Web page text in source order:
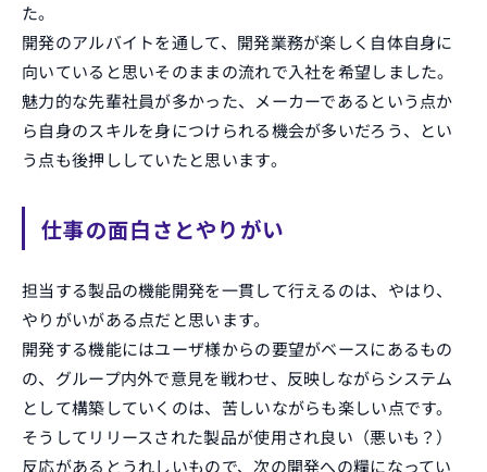
た。
開発のアルバイトを通して、開発業務が楽しく自体自身に
向いていると思いそのままの流れで入社を希望しました。
魅力的な先輩社員が多かった、メーカーであるという点か
ら自身のスキルを身につけられる機会が多いだろう、とい
う点も後押ししていたと思います。
仕事の面白さとやりがい
担当する製品の機能開発を一貫して行えるのは、やはり、
やりがいがある点だと思います。
開発する機能にはユーザ様からの要望がベースにあるもの
の、グループ内外で意見を戦わせ、反映しながらシステム
として構築していくのは、苦しいながらも楽しい点です。
そうしてリリースされた製品が使用され良い（悪いも？）
反応があるとうれしいもので、次の開発への糧になってい